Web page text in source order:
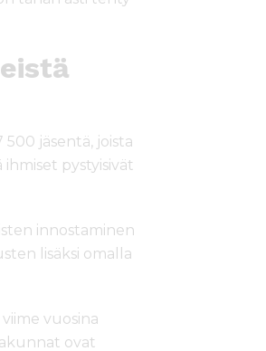
jäsentä, joista
ihmiset pystyisivät
innostaminen
lisäksi omalla
vuosina
ovat